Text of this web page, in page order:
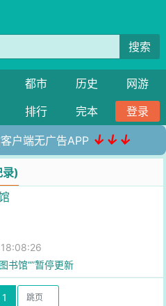
搜索
都市 历史
网游
排行 完本 登录
户端无广告APP ↓↓↓
)
书馆“”暂停更新
1